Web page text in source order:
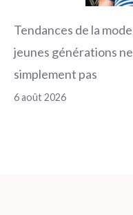
Tendances de la
jeunes générations
simplement pas
6 août 2026